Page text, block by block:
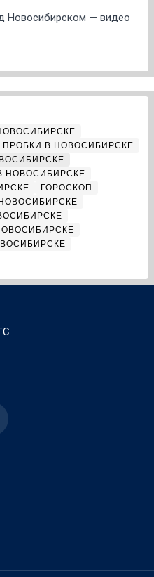
Новосибирском — видео
ПРОБКИ В НОВОСИБИРСКЕ
НОВОСИБИРСКЕ
ГОРОСКОП